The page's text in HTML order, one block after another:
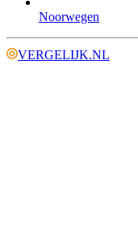
Noorwegen
VERGELIJK.NL